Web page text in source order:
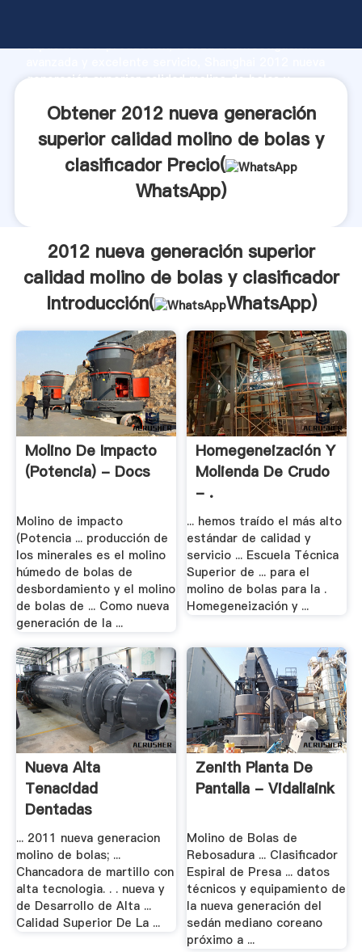
capacidad de producción, fuerza de investigación
generación superior calidad molino de bolas y
a todos los clientes.
Obtener 2012 nueva generación
superior calidad molino de bolas y
clasificador Precio(
WhatsApp)
2012 nueva generación superior
calidad molino de bolas y clasificador
Introducción(
WhatsApp)
Molino De Impacto
(Potencia) - Docs
Molino de impacto
(Potencia ... producción de
los minerales es el molino
húmedo de bolas de
desbordamiento y el molino
de bolas de ... Como nueva
generación de la ...
Homegeneización Y
Molienda De Crudo
- .
... hemos traído el más alto
estándar de calidad y
servicio ... Escuela Técnica
Superior de ... para el
molino de bolas para la .
Homegeneización y ...
Nueva Alta
Tenacidad
Dentadas
Chancadora
... 2011 nueva generacion
molino de bolas; ...
Chancadora de martillo con
alta tecnologia. . . nueva y
de Desarrollo de Alta ...
Calidad Superior De La ...
Zenith Planta De
Pantalla - Vidaliaink
Molino de Bolas de
Rebosadura ... Clasificador
Espiral de Presa ... datos
técnicos y equipamiento de
la nueva generación del
sedán mediano coreano
próximo a ...